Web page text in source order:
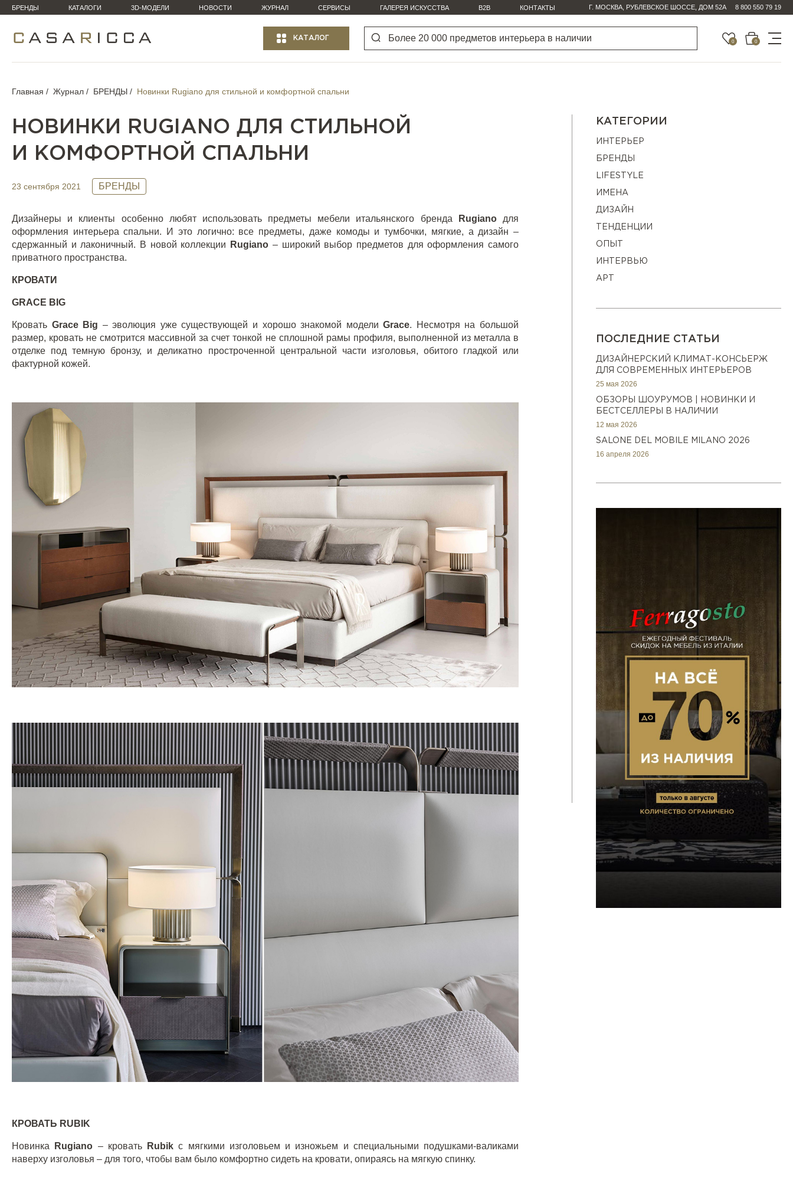
БРЕНДЫ КАТАЛОГИ 3D-МОДЕЛИ НОВОСТИ ЖУРНАЛ СЕРВИСЫ ГАЛЕРЕЯ ИСКУССТВА B2B КОНТАКТЫ Г. МОСКВА, РУБЛЕВСКОЕ ШОССЕ, ДОМ 52А 8 800 550 79 19
КАТАЛОГ 0 0
Главная Журнал БРЕНДЫ Новинки Rugiano для стильной и комфортной спальни
НОВИНКИ RUGIANO ДЛЯ СТИЛЬНОЙ
И КОМФОРТНОЙ СПАЛЬНИ
23 сентября 2021 БРЕНДЫ
Дизайнеры и клиенты особенно любят использовать предметы мебели итальянского бренда Rugiano
для
оформления интерьера спальни. И это логично: все предметы, даже комоды и тумбочки, мягкие, а дизайн –
сдержанный и лаконичный. В новой коллекции
Rugiano – широкий выбор предметов для оформления самого
приватного пространства.
КРОВАТИ
GRACE BIG
Кровать Grace Big – эволюция уже существующей и хорошо знакомой моделиGrace. Несмотря на большой
размер, кровать не смотрится массивной за счет тонкой не сплошной рамы профиля, выполненной из металла в
отделке под темную бронзу, и деликатно простроченной центральной части изголовья, обитого гладкой или
фактурной кожей.
КРОВАТЬ RUBIK
Новинка Rugiano – кровать Rubik с мягкими изголовьем и изножьем и специальными подушками-валиками
наверху изголовья – для того, чтобы вам было комфортно сидеть на кровати, опираясь на мягкую спинку.
КАТЕГОРИИ
ИНТЕРЬЕР
БРЕНДЫ
LIFESTYLE
ИМЕНА
ДИЗАЙН
ТЕНДЕНЦИИ
ОПЫТ
ИНТЕРВЬЮ
АРТ
ПОСЛЕДНИЕ СТАТЬИ
ДИЗАЙНЕРСКИЙ КЛИМАТ-КОНСЬЕРЖ
ДЛЯ СОВРЕМЕННЫХ ИНТЕРЬЕРОВ
25 мая 2026
ОБЗОРЫ ШОУРУМОВ | НОВИНКИ И
БЕСТСЕЛЛЕРЫ В НАЛИЧИИ
12 мая 2026
SALONE DEL MOBILE MILANO 2026
16 апреля 2026